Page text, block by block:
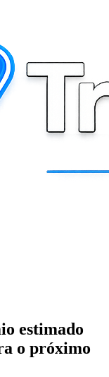
estimado
o próximo